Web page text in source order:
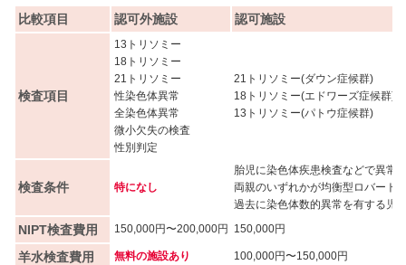
比較項目 認可外施設 認可施設
検査項目
13トリソミー
18トリソミー
21トリソミー
性染色体異常
全染色体異常
微小欠失の検査
性別判定
21トリソミー(ダウン症候群)
18トリソミー(エドワーズ症候群)
13トリソミー(パトウ症候群)
検査条件 特になし
胎児に染色体疾患検査などで異常
両親のいずれかが均衡型ロバート
過去に染色体数的異常を有する児
NIPT検査費用 150,000円〜200,000円 150,000円
羊水検査費用 無料の施設あり 100,000円〜150,000円